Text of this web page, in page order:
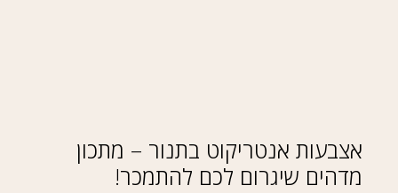
אצבעות אנטריקוט בתנור – מתכון
מדהים שיגרום לכם להתמכר!